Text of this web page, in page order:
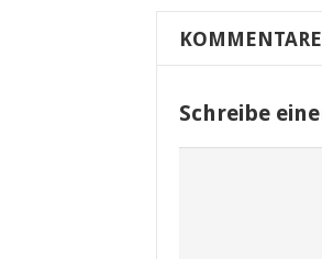
KOMMENTARE
Schreibe